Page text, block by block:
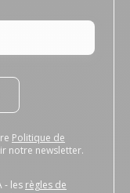
Politique de
notre newsletter.
- les règles de